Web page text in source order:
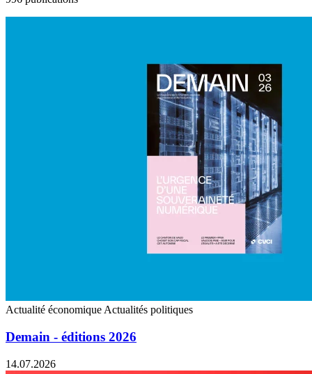
Actualité économique Actualités politiques
Demain - éditions 2026
14.07.2026